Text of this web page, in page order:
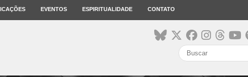
EVENTOS ESPIRITUALIDADE CONTATO